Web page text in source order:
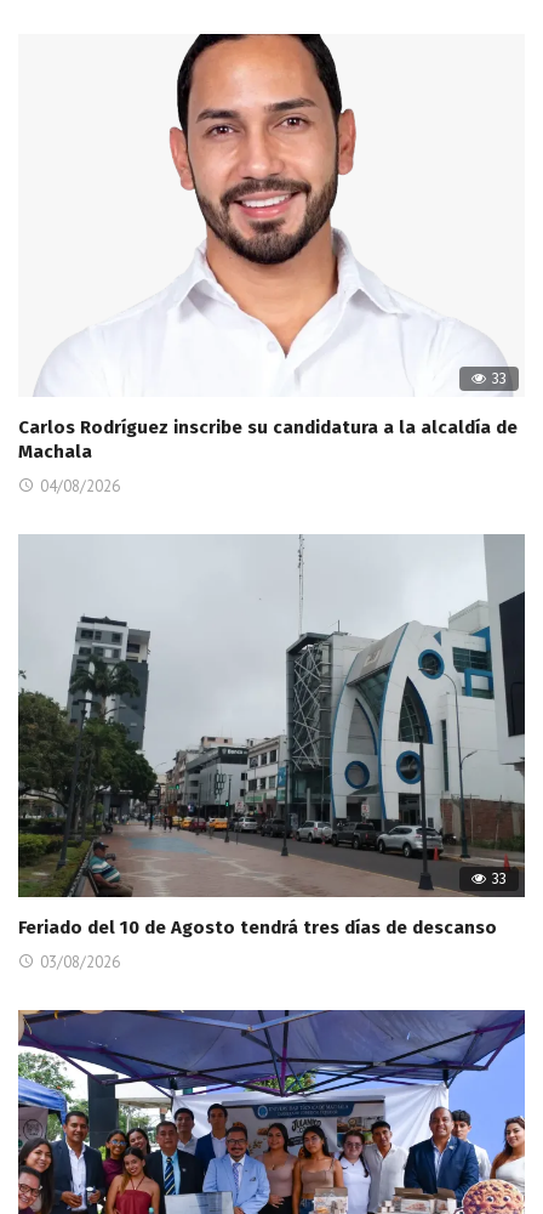
33
Carlos Rodríguez inscribe su candidatura a la alcaldía de
Machala
04/08/2026
33
Feriado del 10 de Agosto tendrá tres días de descanso
03/08/2026